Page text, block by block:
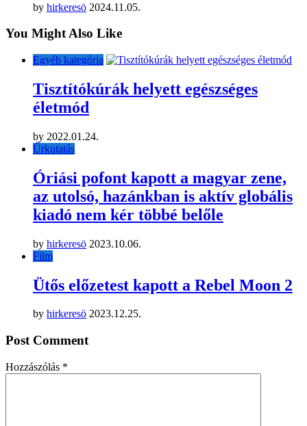
by hirkeresö 2024.11.05.
You Might Also Like
Egyéb kategória
Tisztítókúrák helyett egészséges
életmód
by 2022.01.24.
Űrkutatás
Óriási pofont kapott a magyar zene,
az utolsó, hazánkban is aktív globális
kiadó nem kér többé belőle
by hirkeresö 2023.10.06.
Film
Ütős előzetest kapott a Rebel Moon 2
by hirkeresö 2023.12.25.
Post Comment
Hozzászólás *